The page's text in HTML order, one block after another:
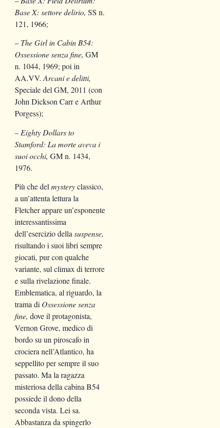
Base X: settore delirio, SS n.
121, 1966;
– The Girl in Cabin B54:
Ossessione senza fine, GM
n. 1044, 1969; poi in
AA.VV.Arcani e delitti,
Speciale del GM, 2011 (con
John Dickson Carr e Arthur
Porgess);
– Eighty Dollars to
Stamford: La morte aveva i
suoi occhi, GM n. 1434,
1976.
Più che delmysteryclassico,
a un’attenta lettura la
Fletcher appare un’esponente
interessantissima
dell’esercizio dellasuspense,
risultando i suoi libri sempre
giocati, pur con qualche
variante, sul climax di terrore
e sulla rivelazione finale.
Emblematica, al riguardo, la
trama di Ossessione senza
fine, dove il protagonista,
Vernon Grove, medico di
bordo su un piroscafo in
crociera nell’Atlantico, ha
seppellito per sempre il suo
passato. Ma la ragazza
misteriosa della cabina B54
possiede il dono della
seconda vista. Lei sa.
Abbastanza da spingerlo